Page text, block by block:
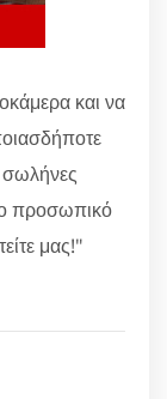
και να
σωλήνες
προσωπικό
μας!"